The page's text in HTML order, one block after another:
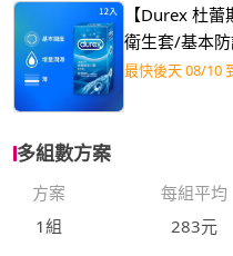
【Durex 杜
衛生套/基本
最快後天 08/10
多組數方案
方案 每組平均
1組
283元